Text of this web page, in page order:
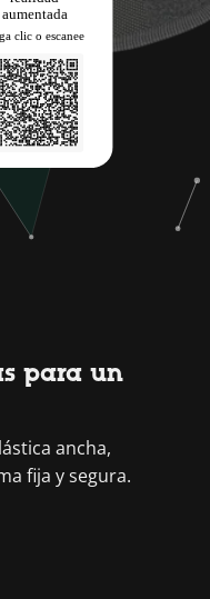
para un
ancha,
fija y segura.